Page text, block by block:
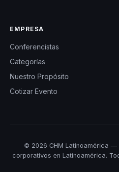
EMPRESA
Conferencistas
Categorías
Nuestro Propósito
Cotizar Evento
© 2026 CHM Latinoamérica —
corporativos en Latinoamérica.